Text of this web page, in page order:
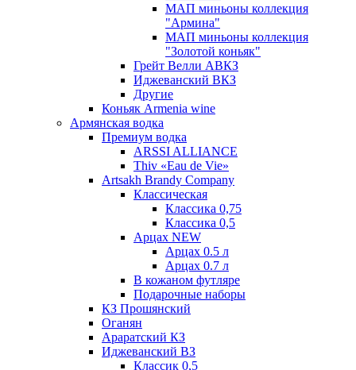
МАП миньоны коллекция
"Армина"
МАП миньоны коллекция
"Золотой коньяк"
Грейт Велли АВКЗ
Иджеванский ВКЗ
Другие
Коньяк Armenia wine
Армянская водка
Премиум водка
ARSSI ALLIANCE
Thiv «Eau de Vie»
Artsakh Brandy Company
Классическая
Классика 0,75
Классика 0,5
Арцах NEW
Арцах 0.5 л
Арцах 0.7 л
В кожаном футляре
Подарочные наборы
КЗ Прошянский
Оганян
Араратский КЗ
Иджеванский ВЗ
Классик 0,5